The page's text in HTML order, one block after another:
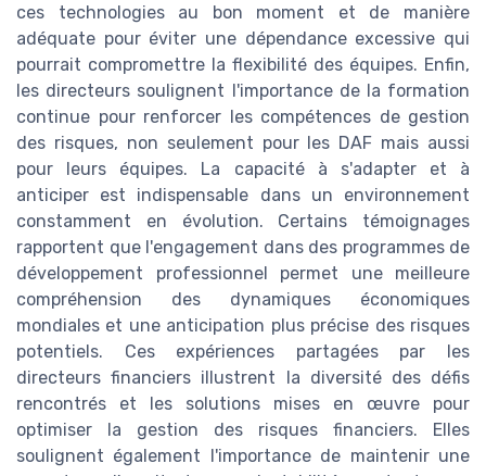
ces technologies au bon moment et de manière
adéquate pour éviter une dépendance excessive qui
pourrait compromettre la flexibilité des équipes. Enfin,
les directeurs soulignent l'importance de la formation
continue pour renforcer les compétences de gestion
des risques, non seulement pour les DAF mais aussi
pour leurs équipes. La capacité à s'adapter et à
anticiper est indispensable dans un environnement
constamment en évolution. Certains témoignages
rapportent que l'engagement dans des programmes de
développement professionnel permet une meilleure
compréhension des dynamiques économiques
mondiales et une anticipation plus précise des risques
potentiels. Ces expériences partagées par les
directeurs financiers illustrent la diversité des défis
rencontrés et les solutions mises en œuvre pour
optimiser la gestion des risques financiers. Elles
soulignent également l'importance de maintenir une